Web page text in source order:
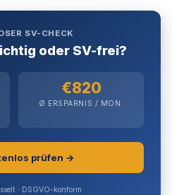
SV-CHECK
oder SV-frei?
€820
Ø ERSPARNIS / MON.
prüfen →
· DSGVO-konform